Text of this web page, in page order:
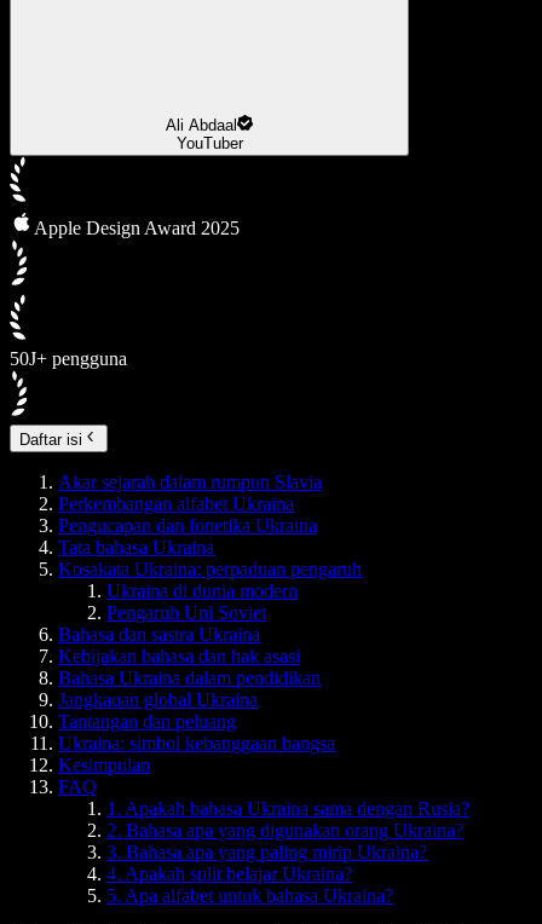
Ali Abdaal
YouTuber
Apple Design Award 2025
50J+ pengguna
Daftar isi
Akar sejarah dalam rumpun Slavia
Perkembangan alfabet Ukraina
Pengucapan dan fonetika Ukraina
Tata bahasa Ukraina
Kosakata Ukraina: perpaduan pengaruh
Ukraina di dunia modern
Pengaruh Uni Soviet
Bahasa dan sastra Ukraina
Kebijakan bahasa dan hak asasi
Bahasa Ukraina dalam pendidikan
Jangkauan global Ukraina
Tantangan dan peluang
Ukraina: simbol kebanggaan bangsa
Kesimpulan
FAQ
1. Apakah bahasa Ukraina sama dengan Rusia?
2. Bahasa apa yang digunakan orang Ukraina?
3. Bahasa apa yang paling mirip Ukraina?
4. Apakah sulit belajar Ukraina?
5. Apa alfabet untuk bahasa Ukraina?